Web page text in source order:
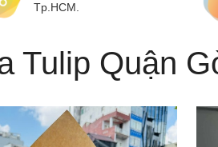
Tp.HCM.
Tulip Quận